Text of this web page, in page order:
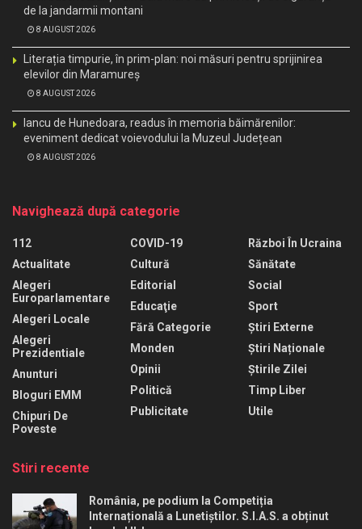
de la jandarmii montani
8 AUGUST 2026
Literația timpurie, în prim-plan: noi măsuri pentru sprijinirea
elevilor din Maramureș
8 AUGUST 2026
Iancu de Hunedoara, readus în memoria băimărenilor:
eveniment dedicat voievodului la Muzeul Județean
8 AUGUST 2026
Navighează după categorie
112
Actualitate
Alegeri
Europarlamentare
Alegeri Locale
Alegeri
Prezidentiale
Anunturi
Bloguri EMM
Chipuri De
Poveste
COVID-19
Cultură
Editorial
Educaţie
Fără Categorie
Monden
Opinii
Politică
Publicitate
Război În Ucraina
Sănătate
Social
Sport
Știri Externe
Știri Naționale
Știrile Zilei
Timp Liber
Utile
Stiri recente
România, pe podium la Competiția
Internațională a Lunetiștilor. S.I.A.S. a obținut